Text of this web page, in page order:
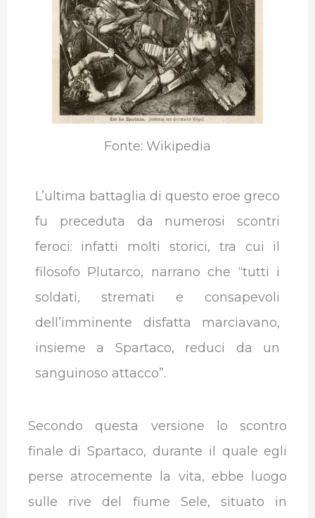
Fonte: Wikipedia
L’ultima battaglia di questo eroe greco
fu preceduta da numerosi scontri
feroci: infatti molti storici, tra cui il
filosofo Plutarco, narrano che “tutti i
soldati, stremati e consapevoli
dell’imminente disfatta marciavano,
insieme a Spartaco, reduci da un
sanguinoso attacco”.
Secondo questa versione lo scontro
finale di Spartaco, durante il quale egli
perse atrocemente la vita, ebbe luogo
sulle rive del fiume Sele, situato in